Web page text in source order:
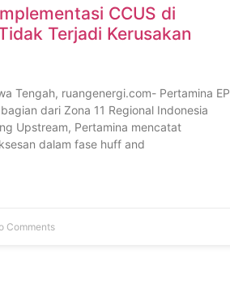
CCUS di
Terjadi Kerusakan
Tengah, ruangenergi.com- Pertamina EP
dari Zona 11 Regional Indonesia
Upstream, Pertamina mencatat
dalam fase huff and
Comments